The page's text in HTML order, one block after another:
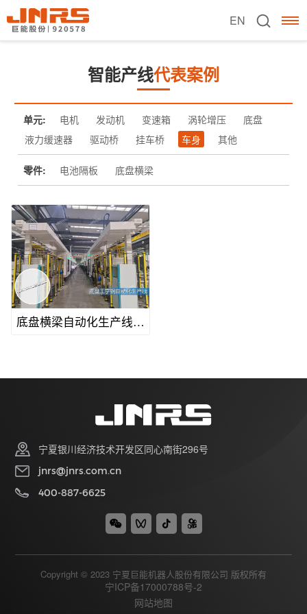
EN
智能产线代表案例
单元: 电机 发动机 变速箱 涡轮增压
底盘
液力缓速器
驱动桥 挂车桥 车身 其他
零件: 电池隔板 底盘横梁
底盘横梁自动化生产线案
宁夏银川经济技术开发区同心南街296号
jnrs@jnrs.com.cn
400-887-6625
Copyright © 2023 宁夏巨能机器人股份有限公司 版权所有
宁ICP备17000788号-2
网站地图